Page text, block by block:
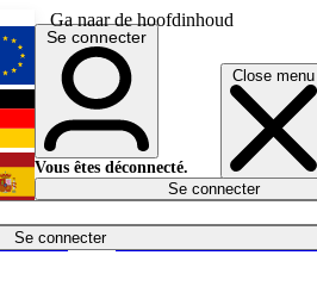
Ga naar de hoofdinhoud
Close menu
Se connecter
Économie
English
Deutsch
Español
Se connecter
Vous êtes déconnecté.
Se connecter